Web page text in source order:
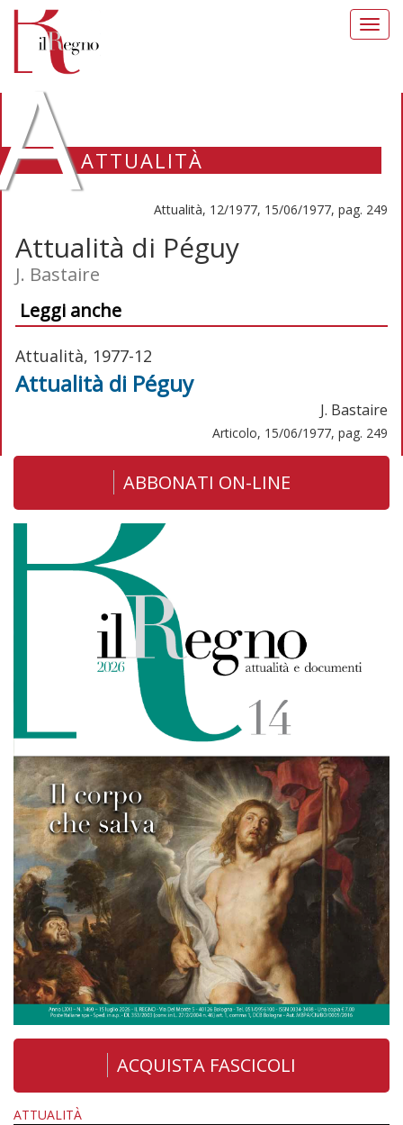
ATTUALITÀ
Attualità, 12/1977, 15/06/1977, pag. 249
Attualità di Péguy
J. Bastaire
Leggi anche
Attualità, 1977-12
Attualità di Péguy
J. Bastaire
Articolo, 15/06/1977, pag. 249
ABBONATI ON-LINE
ACQUISTA FASCICOLI
ATTUALITÀ